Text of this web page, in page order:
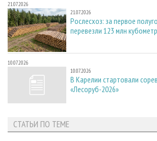
21.07.2026
21.07.2026
Рослесхоз: за первое
перевезли 123 млн
10.07.2026
10.07.2026
В Карелии стартовали
«Лесоруб-2026»
СТАТЬИ ПО ТЕМЕ